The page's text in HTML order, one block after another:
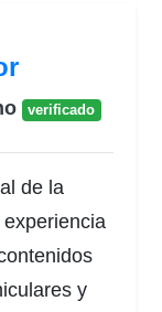
verificado
de la
y